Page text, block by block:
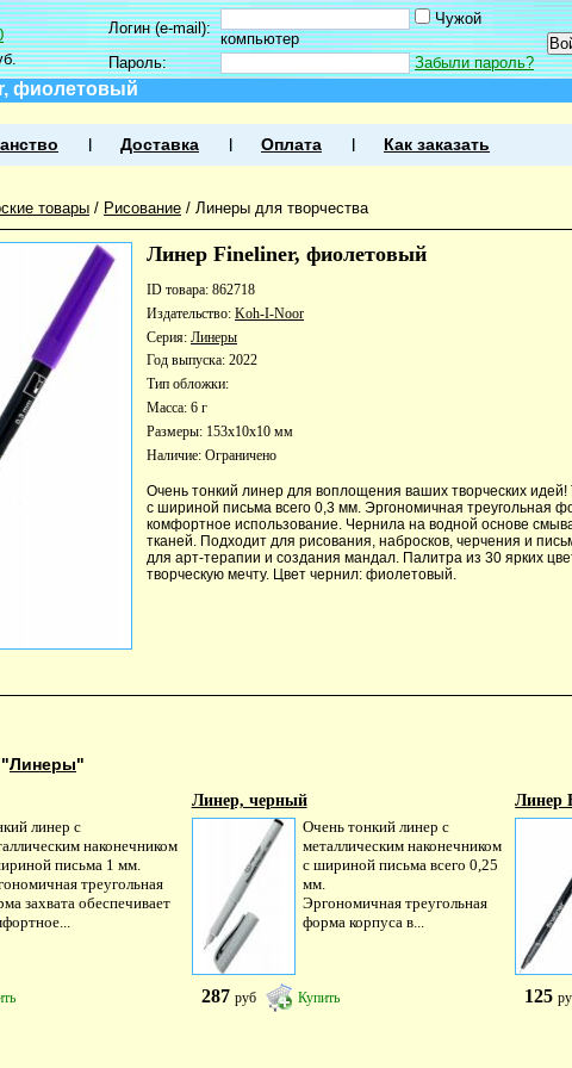
Логин (e-mail):
Чужой
компьютер
Пароль:
Забыли пароль?
фиолетовый
Доставка Оплата Как заказать
товары / Рисование / Линеры для творчества
Линер Fineliner, фиолетовый
ID товара: 862718
Издательство: Koh-I-Noor
Серия: Линеры
Год выпуска: 2022
Тип обложки:
Масса: 6 г
Размеры: 153x10x10 мм
Наличие: Ограничено
Очень тонкий линер для воплощения ваших творческих идей!
с шириной письма всего 0,3 мм. Эргономичная треугольная
комфортное использование. Чернила на водной основе
тканей. Подходит для рисования, набросков, черчения и
для арт-терапии и создания мандал. Палитра из 30 ярких
творческую мечту. Цвет чернил: фиолетовый.
Линеры"
линер с
наконечником
письма 1 мм.
треугольная
захвата обеспечивает
Линер, черный
Очень тонкий линер с
металлическим наконечником
с шириной письма всего 0,25
мм.
Эргономичная треугольная
форма корпуса в...
287 руб Купить
Линер
125